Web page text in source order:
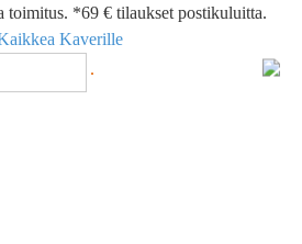
*69 € tilaukset postikuluitta.